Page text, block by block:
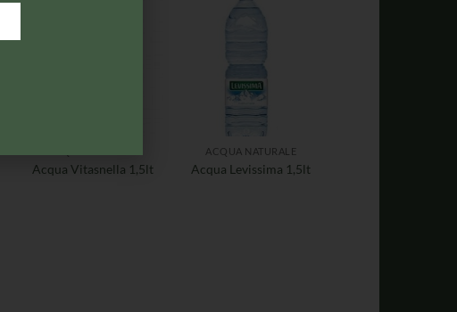
Acqua Vitasnella 1,5lt
ACQUA NATURALE
Acqua Levissima 1,5lt